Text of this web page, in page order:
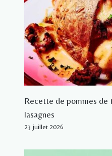
Recette de pommes de
lasagnes
23 juillet 2026